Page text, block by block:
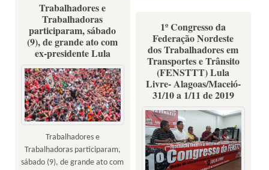
Trabalhadores e
Trabalhadoras
participaram, sábado
(9), de grande ato com
ex-presidente Lula
Trabalhadores e
Trabalhadoras participaram,
sábado (9), de grande ato com
1º Congresso da
Federação Nordeste
dos Trabalhadores em
Transportes e Trânsito
(FENSTTT) Lula
Livre- Alagoas/Maceió-
31/10 a 1/11 de 2019